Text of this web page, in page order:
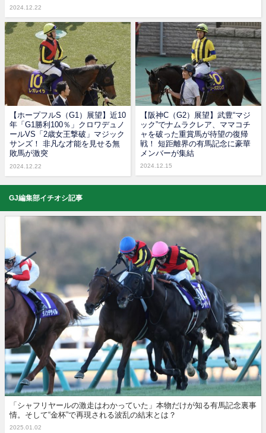
2024.12.22
【ホープフルS（G1）展望】近10
年「G1勝利100％」クロワデュノ
ールVS「2歳女王撃破」マジック
サンズ！ 非凡な才能を見せる無
敗馬が激突
2024.12.22
【阪神C（G2）展望】武豊“マジ
ック”でナムラクレア、ママコチ
ャを破った重賞馬が待望の復帰
戦！ 短距離界の有馬記念に豪華
メンバーが集結
2024.12.15
GJ編集部イチオシ記事
「シャフリヤールの激走はわかっていた」本物だけが知る有馬記念裏事
情。そして“金杯”で再現される波乱の結末とは？
2025.01.02